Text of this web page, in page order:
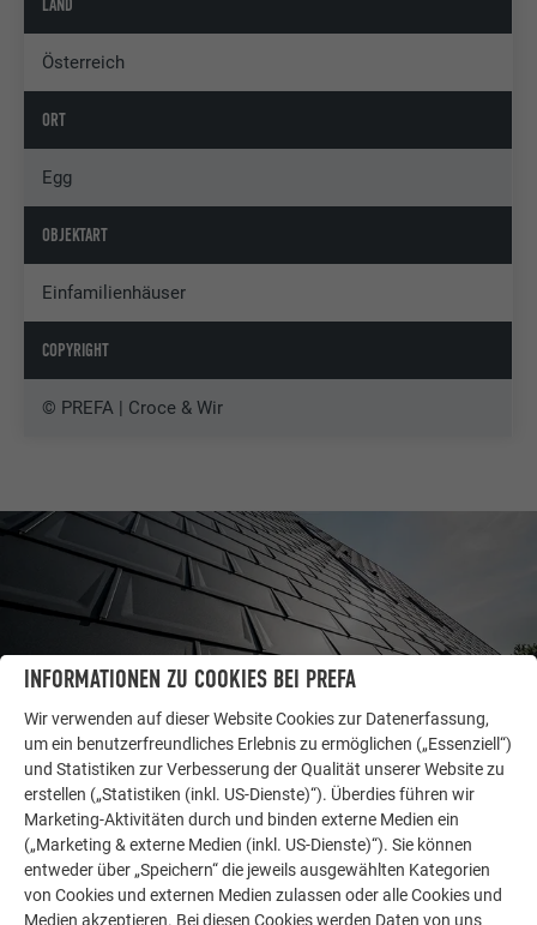
LAND
Österreich
ORT
Egg
OBJEKTART
Einfamilienhäuser
COPYRIGHT
© PREFA | Croce & Wir
LASSEN SIE SICH INSPIRIEREN
WEITERE OBJEKTE
Die PREFA Referenzgalerie zeigt, wie vielseitig
INFORMATIONEN ZU COOKIES BEI PREFA
Wir verwenden auf dieser Website Cookies zur Datenerfassung,
um ein benutzerfreundliches Erlebnis zu ermöglichen („Essenziell“)
und Statistiken zur Verbesserung der Qualität unserer Website zu
erstellen („Statistiken (inkl. US-Dienste)“). Überdies führen wir
Marketing-Aktivitäten durch und binden externe Medien ein
(„Marketing & externe Medien (inkl. US-Dienste)“). Sie können
entweder über „Speichern“ die jeweils ausgewählten Kategorien
von Cookies und externen Medien zulassen oder alle Cookies und
Medien akzeptieren. Bei diesen Cookies werden Daten von uns